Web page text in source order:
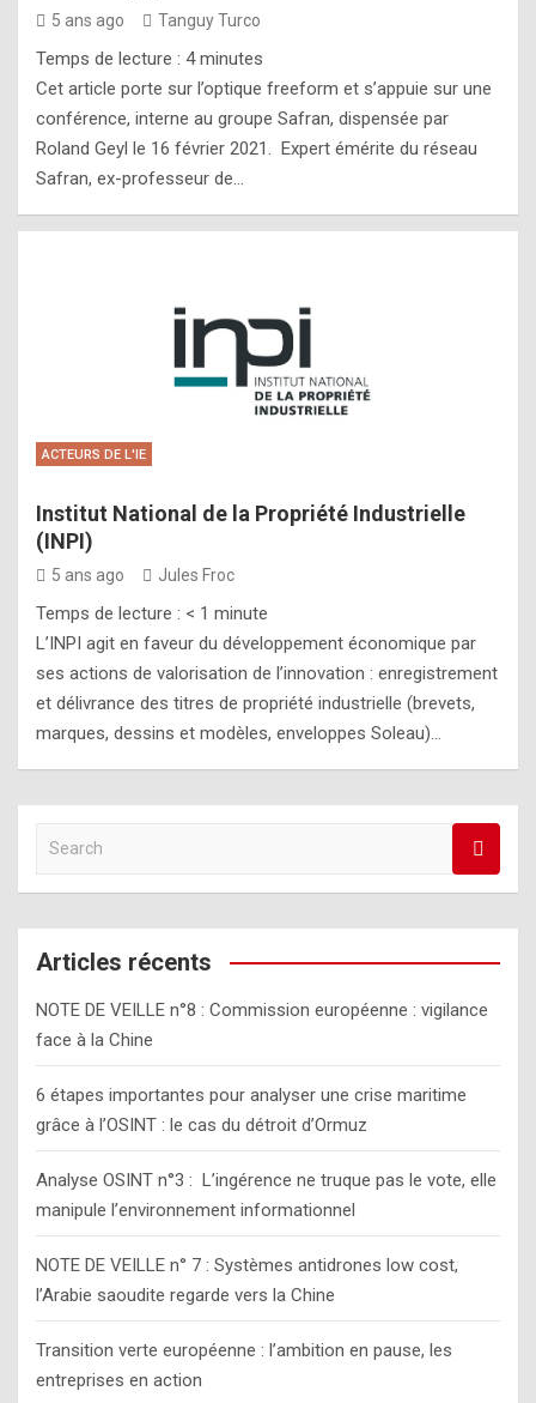
5 ans ago Tanguy Turco
Temps de lecture : 4 minutes
Cet article porte sur l’optique freeform et s’appuie sur une
conférence, interne au groupe Safran, dispensée par
Roland Geyl le 16 février 2021. Expert émérite du réseau
Safran, ex-professeur de…
ACTEURS DE L'IE
Institut National de la Propriété Industrielle
(INPI)
5 ans ago Jules Froc
Temps de lecture : < 1 minute
L’INPI agit en faveur du développement économique par
ses actions de valorisation de l’innovation : enregistrement
et délivrance des titres de propriété industrielle (brevets,
marques, dessins et modèles, enveloppes Soleau)…
a
r
c
Articles récents
NOTE DE VEILLE n°8 : Commission européenne : vigilance
face à la Chine
6 étapes importantes pour analyser une crise maritime
grâce à l’OSINT : le cas du détroit d’Ormuz
Analyse OSINT n°3 : L’ingérence ne truque pas le vote, elle
manipule l’environnement informationnel
NOTE DE VEILLE n° 7 : Systèmes antidrones low cost,
l’Arabie saoudite regarde vers la Chine
Transition verte européenne : l’ambition en pause, les
entreprises en action